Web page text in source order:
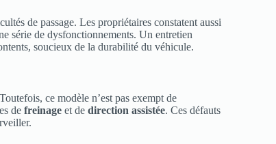
de passage. Les propriétaires constatent aussi
série de dysfonctionnements. Un entretien
soucieux de la durabilité du véhicule.
ce modèle n’est pas exempt de
de freinage et de direction assistée. Ces défauts